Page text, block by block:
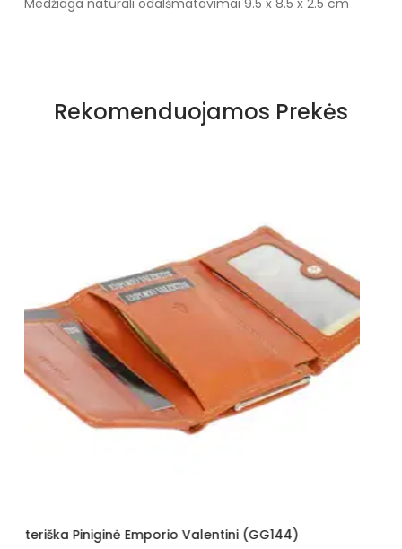
Medžiaga natūrali odaIšmatavimai 9.5 x 8.5 x 2.5 cm
Rekomenduojamos Prekės
(GG144) Moteriška Piniginė Z.Ricardo